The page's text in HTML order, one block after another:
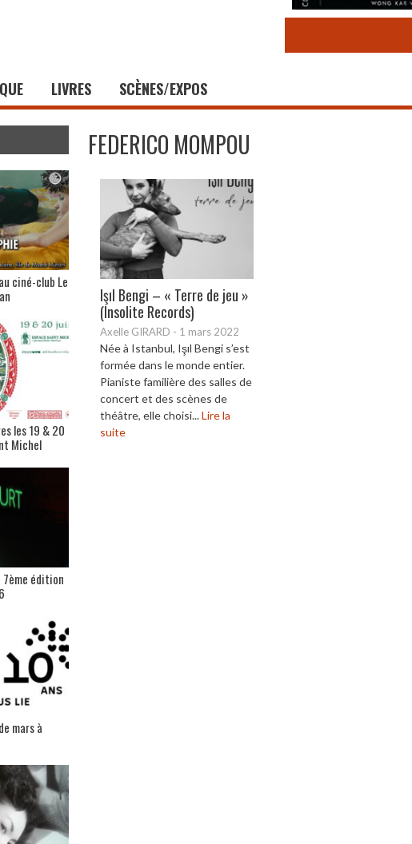
LIVRES SCÈNES/EXPOS
FEDERICO MOMPOU
Işıl Bengi – « Terre de jeu »
(Insolite Records)
Axelle GIRARD - 1 mars 2022
Née à Istanbul, Işıl Bengi s’est
formée dans le monde entier.
Pianiste familière des salles de
concert et des scènes de
théâtre, elle choisi...Lire la
suite
au ciné-club Le
les 19 & 20
Michel
édition
mars à